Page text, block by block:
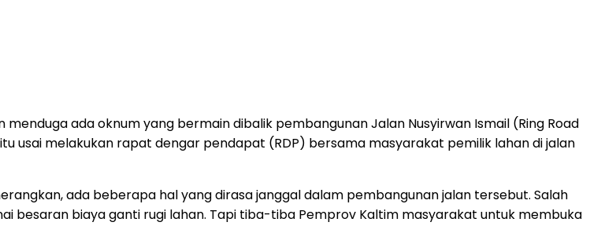
menduga ada oknum yang bermain dibalik pembangunan Jalan Nusyirwan Ismail (Ring Road
itu usai melakukan rapat dengar pendapat (RDP) bersama masyarakat pemilik lahan di jalan
ada beberapa hal yang dirasa janggal dalam pembangunan jalan tersebut. Salah
besaran biaya ganti rugi lahan. Tapi tiba-tiba Pemprov Kaltim masyarakat untuk membuka